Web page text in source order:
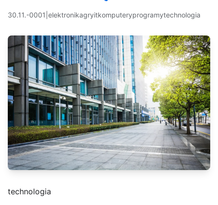
30.11.-0001 elektronikagryitkomputeryprogramytechnologia
technologia